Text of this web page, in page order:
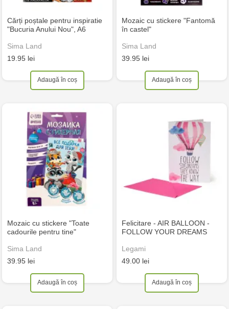
Cărți poștale pentru inspiratie
"Bucuria Anului Nou", A6
Sima Land
19.95 lei
Adaugă în coș
Mozaic cu stickere "Fantomă
în castel"
Sima Land
39.95 lei
Adaugă în coș
Mozaic cu stickere "Toate
cadourile pentru tine"
Sima Land
39.95 lei
Adaugă în coș
Felicitare - AIR BALLOON -
FOLLOW YOUR DREAMS
Legami
49.00 lei
Adaugă în coș